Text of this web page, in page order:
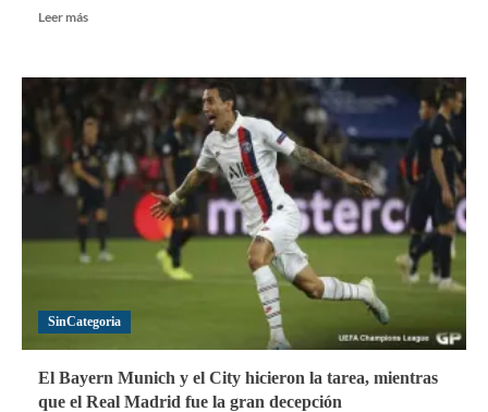
Leer másLeer
Selección
Futbol
Sub-
23
se
prepara
para
Preolímpico
SinCategoria
El Bayern Munich y el City hicieron la tarea, mientras
que el Real Madrid fue la gran decepción